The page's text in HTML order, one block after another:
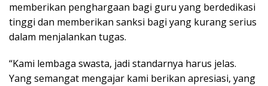
memberikan penghargaan bagi guru yang berdedikasi
tinggi dan memberikan sanksi bagi yang kurang serius
dalam menjalankan tugas.
“Kami lembaga swasta, jadi standarnya harus jelas.
Yang semangat mengajar kami berikan apresiasi, yang